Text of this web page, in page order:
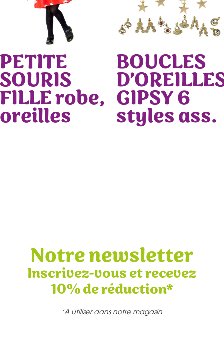
PETITE
SOURIS
FILLE robe,
oreilles
BOUCLES
GIPSY 6
styles ass.
Notre newsletter
Inscrivez-vous et recevez
10% de réduction*
*A utiliser dans notre magasin